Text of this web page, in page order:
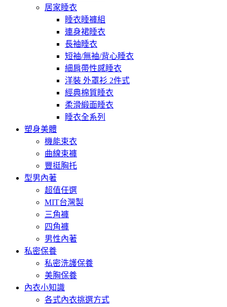
居家睡衣
睡衣睡褲組
連身裙睡衣
長袖睡衣
短袖/無袖/背心睡衣
細肩帶性感睡衣
洋裝 外罩衫 2件式
經典棉質睡衣
柔滑緞面睡衣
睡衣全系列
塑身美體
機能束衣
曲線束褲
豐挺胸托
型男內著
超值任選
MIT台灣製
三角褲
四角褲
男性內著
私密保養
私密洗護保養
美胸保養
內衣小知識
各式內衣挑選方式